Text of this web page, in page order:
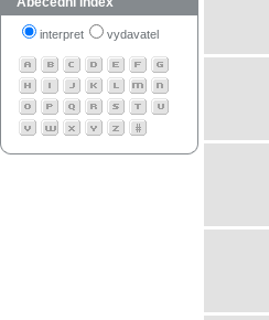
interpret vydavatel